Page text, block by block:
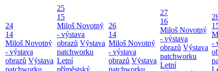
24
14
Miloš Novotný
- výstava
obrazů Výstava
patchworku
25
15
Miloš Novotný
- výstava
obrazů Výstava
patchworku
Letní
příměstský
26
14
Miloš Novotný
- výstava
obrazů Výstava
patchworku
27
16
Miloš Novotný
- výstava
obrazů Výstava
patchworku
Letní
-